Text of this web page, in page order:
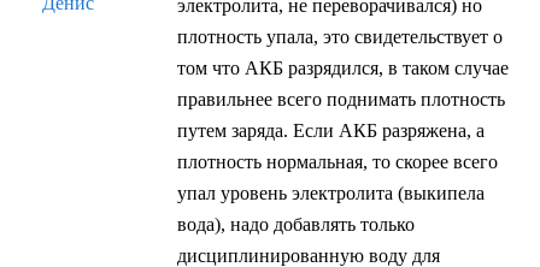
электролита, не переворачивался) но
плотность упала, это свидетельствует о
том что АКБ разрядился, в таком случае
правильнее всего поднимать плотность
путем заряда. Если АКБ разряжена, а
плотность нормальная, то скорее всего
упал уровень электролита (выкипела
вода), надо добавлять только
дисциплинированную воду для